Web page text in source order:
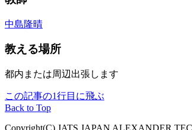
中島隆晴
教える場所
都内または周辺出張します
この記事の1行目に飛ぶ
Back to Top
Copyright(C) JATS JAPAN ALEXANDER